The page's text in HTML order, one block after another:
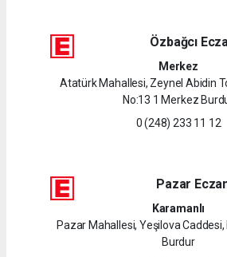
Özbağcı
Merkez
Atatürk Mahallesi, Zeynel Abidin
No:13 1 Merkez
0 (248) 233 11 12
Pazar
Karamanlı
Pazar Mahallesi, Yeşilova Caddesi,
Burdur